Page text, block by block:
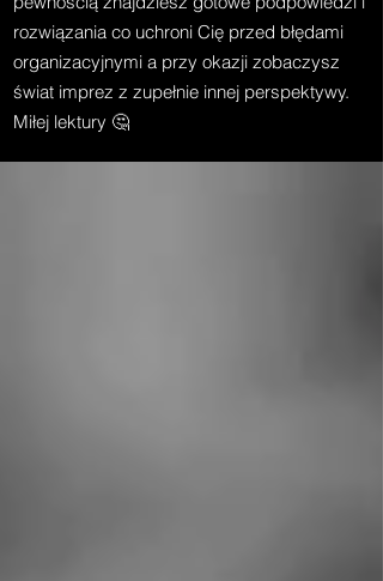
rozwiązania co uchroni Cię przed błędami
organizacyjnymi a przy okazji zobaczysz
świat imprez z zupełnie innej perspektywy.
Miłej lektury 🤔